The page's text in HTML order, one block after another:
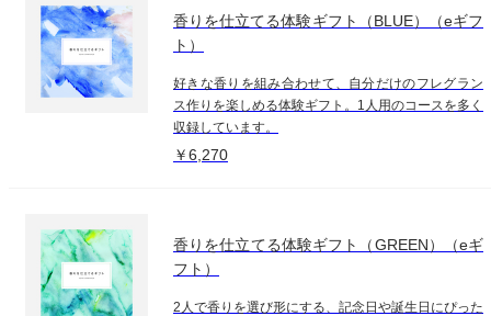
香りを仕立てる体験ギフト（BLUE）（eギフ
ト）
好きな香りを組み合わせて、自分だけのフレグラン
ス作りを楽しめる体験ギフト。1人用のコースを多く
収録しています。
￥6,270
香りを仕立てる体験ギフト（GREEN）（eギ
フト）
2人で香りを選び形にする、記念日や誕生日にぴった